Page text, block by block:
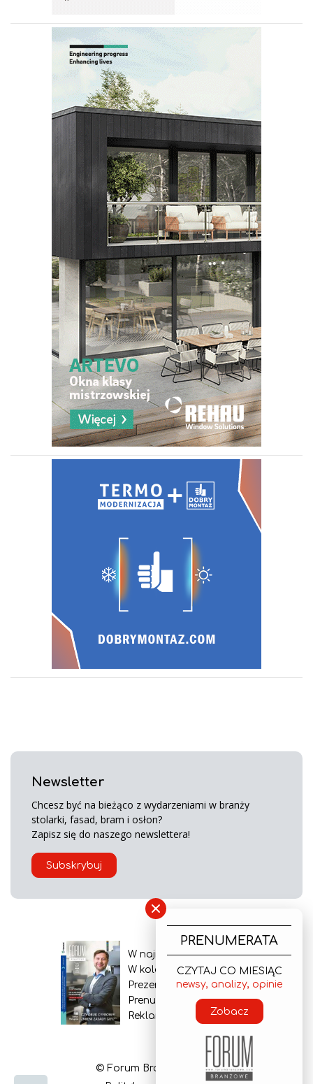
Newsletter
Chcesz być na bieżąco z wydarzeniami w branży
stolarki, fasad, bram i osłon?
Zapisz się do naszego newslettera!
Subskrybuj
W najnowszym wydaniu
W kolejnym numerze
Prezentacja gazety
Prenumerata
Reklama
© Forum Branżowe 2026
×
PRENUMERATA
CZYTAJ CO MIESIĄC
newsy, analizy, opinie
Zobacz